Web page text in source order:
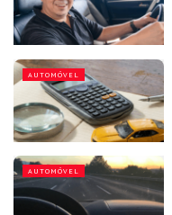
AUTOMÓVEL
AUTOMÓVEL